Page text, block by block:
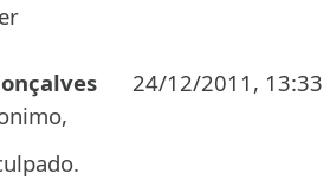
24/12/2011, 13:33